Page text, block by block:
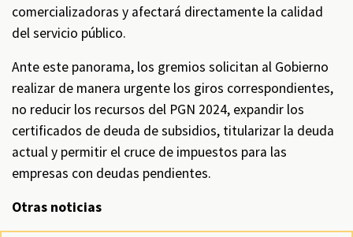
comercializadoras y afectará directamente la calidad
del servicio público.
Ante este panorama, los gremios solicitan al Gobierno
realizar de manera urgente los giros correspondientes,
no reducir los recursos del PGN 2024, expandir los
certificados de deuda de subsidios, titularizar la deuda
actual y permitir el cruce de impuestos para las
empresas con deudas pendientes.
Otras noticias